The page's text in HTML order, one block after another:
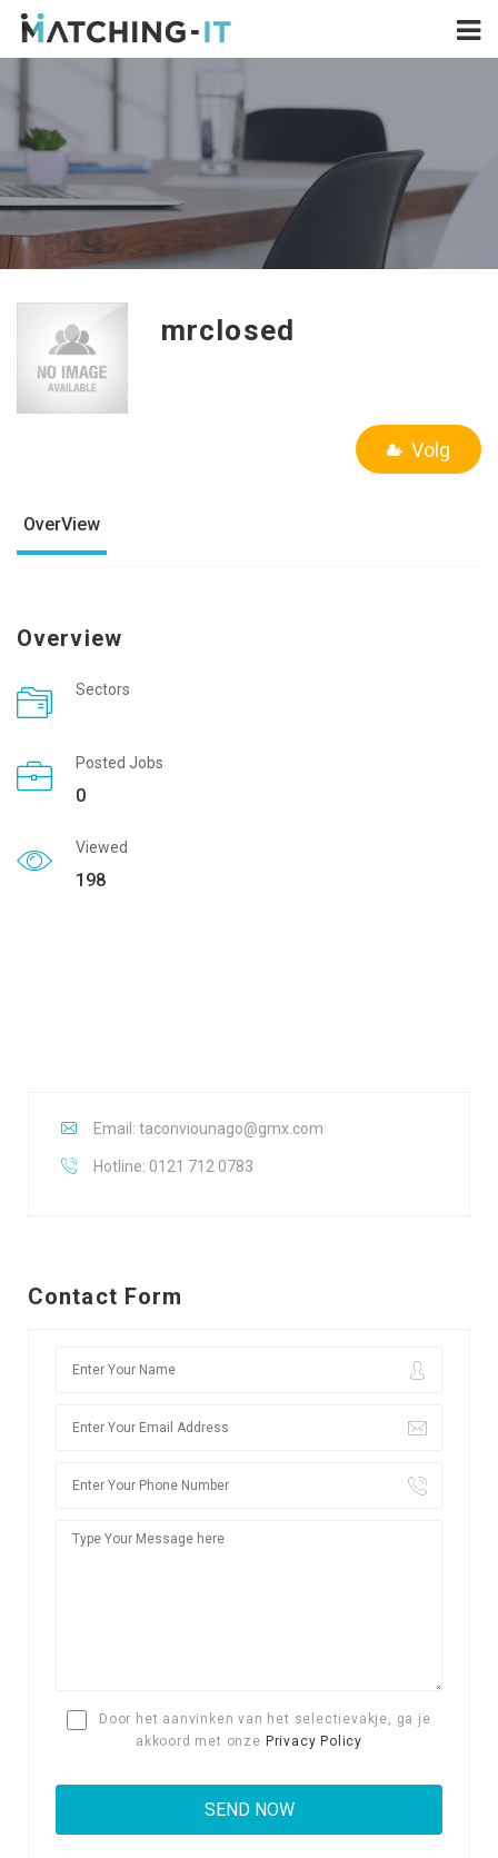
mrclosed
Volg
OverView
Overview
Sectors
Posted Jobs
0
Viewed
198
Email: taconviounago@gmx.com
Hotline: 0121 712 0783
Contact Form
Door het aanvinken van het selectievakje, ga je
akkoord met onze Privacy Policy